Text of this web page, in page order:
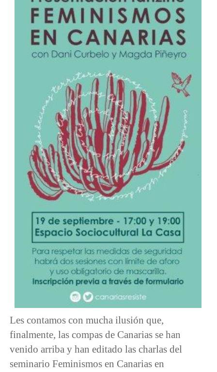
Les contamos con mucha ilusión que,
finalmente, las compas de Canarias se han
venido arriba y han editado las charlas del
seminario Feminismos en Canarias en